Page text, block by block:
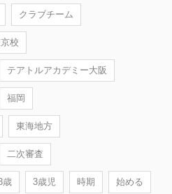
クラブチーム
校
テアトルアカデミー大阪
福岡
東海地方
二次審査
歳 3歳児 時期 始める